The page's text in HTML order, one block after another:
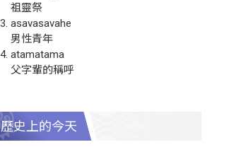
祖靈祭
asavasavahe
男性青年
atamatama
父字輩的稱呼
歷史上的今天